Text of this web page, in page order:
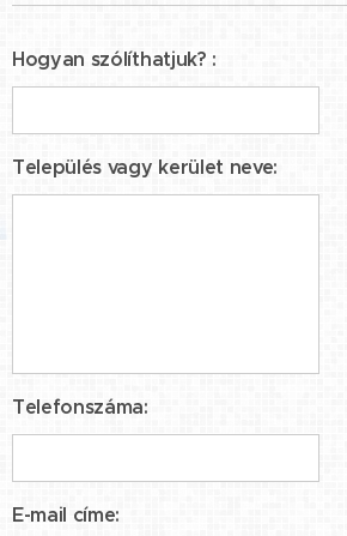
Hogyan szólíthatjuk? :
Település vagy kerület neve:
Telefonszáma:
E-mail címe: